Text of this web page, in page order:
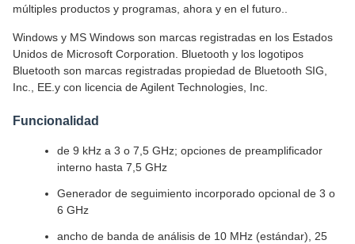
múltiples productos y programas, ahora y en el futuro..
Windows y MS Windows son marcas registradas en los Estados
Unidos de Microsoft Corporation. Bluetooth y los logotipos
Bluetooth son marcas registradas propiedad de Bluetooth SIG,
Inc., EE.y con licencia de Agilent Technologies, Inc.
Funcionalidad
de 9 kHz a 3 o 7,5 GHz; opciones de preamplificador
interno hasta 7,5 GHz
Generador de seguimiento incorporado opcional de 3 o
6 GHz
ancho de banda de análisis de 10 MHz (estándar), 25